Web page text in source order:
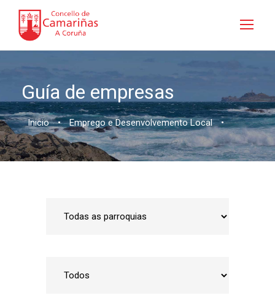
Guía de empresas
Inicio • Emprego e Desenvolvemento Local •